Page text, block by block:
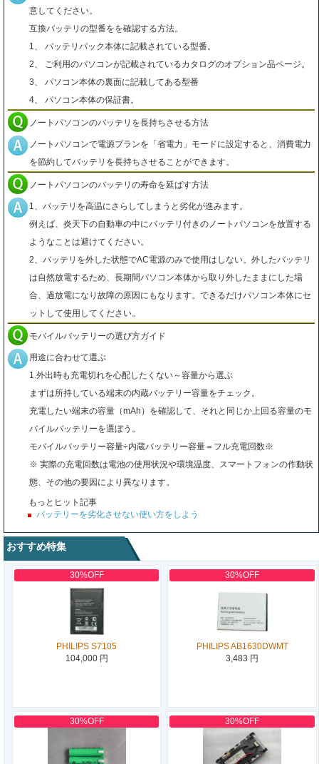
意してください。
互換バッテリの型番をを確認する方法。
1、 バッテリパック本体に記載されている型番。
2、 ご利用のパソコンが記載されているカタログのオプション品ページ。
3、 パソコン本体の裏面に記載してある型番
4、 パソコン本体の保証書。
ノートパソコンのバッテリを長持ちさせる方法
ノートパソコンで電源プランを「省電力」モードに設定すると、消費電力
を節約してバッテリを長持ちさせることができます。
ノートパソコンのバッテリの寿命を延ばす方法
1、バッテリを高温にさらしてしまうと劣化が進みます。
例えば、炎天下の自動車の中にバッテリ付きのノートパソコンを放置する
ようなことは避けてください。
2、バッテリを外した状態でAC電源のみで使用はしない。外したバッテリ
は自然放電するため、長期間パソコン本体から取り外したままにした場
合、過放電になり故障の原因にもなります。できるだけパソコン本体にセ
ットして使用してください。
モバイルバッテリーの選び方ガイド
用途に合わせて選ぶ
1.外出時も充電切れを心配したくない～容量から選ぶ
まずは所持している端末の内蔵バッテリー容量をチェック。
充電したい端末の容量（mAh）を確認して、それと同じか上回る容量のモ
バイルバッテリーを選ぼう。
モバイルバッテリー容量÷内蔵バッテリー容量＝フル充電回数※
※ 実際の充電回数は電池の使用状況や環境温度、スマートフォンの作動状
態、その他の要因により異なります。
もっとヒット記事
バッテリーを劣化させない使い方をしよう
おすすめ特集
30%OFF
PHILIPS S7105
104,000 円
30%OFF
PHILIPS AB1630DWMT
3,483 円
30%OFF 30%OFF